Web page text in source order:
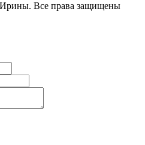
Все права защищены